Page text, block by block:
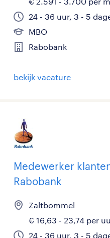
24 - 36 uur, 3 - 5
MBO
Rabobank
bekijk vacature
Medewerker
Rabobank
Zaltbommel
€ 16,63 - 23,74 per
24 - 36 uur, 3 - 5